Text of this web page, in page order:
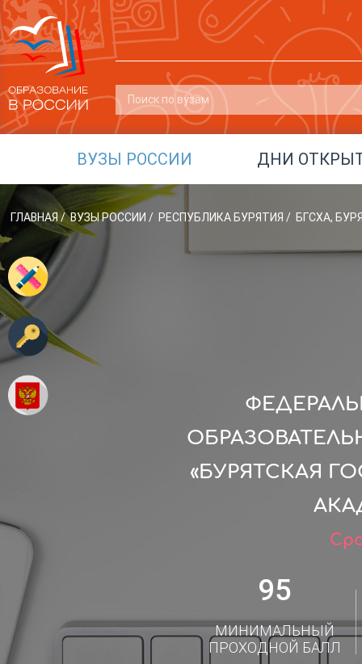
ВУЗЫ РОССИИ ДНИ
ГЛАВНАЯ / ВУЗЫ РОССИИ / РЕСПУБЛИКА БУРЯТИЯ / БГСХА,
«БУРЯТСКАЯ
95
МИНИМАЛЬНЫЙ
ПРОХОДНОЙ БАЛЛ